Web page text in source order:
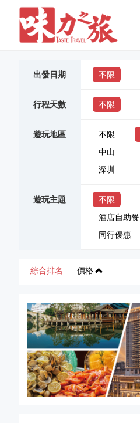
出發日期 不限
行程天數 不限
遊玩地區 不限
中山
深圳
遊玩主題 不限
酒店自助餐
同行優惠
綜合排名 價格